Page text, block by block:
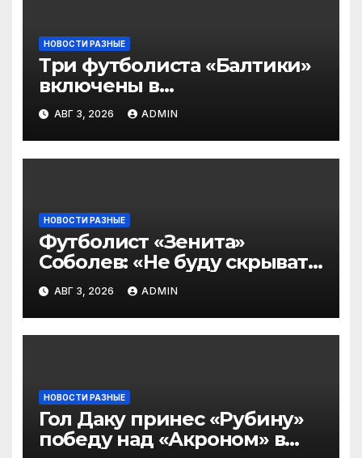
НОВОСТИ РАЗНЫЕ
Три футболиста «Балтики»
включены в
символическую сборную
2‑го тура РПЛ по версии
подписчиков МАТЧ
ПРЕМЬЕР
АВГ 3, 2026 ADMIN
НОВОСТИ РАЗНЫЕ
Футболист «Зенита»
Соболев: «Не буду скрывать
— в Оренбурге всегда
тяжело играть»
АВГ 3, 2026 ADMIN
НОВОСТИ РАЗНЫЕ
Гол Даку принес «Рубину»
победу над «Акроном» в